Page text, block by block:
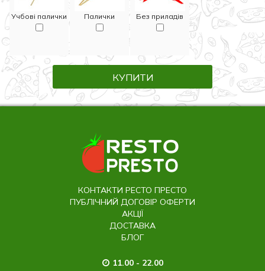
Учбові палички Палички Без приладів
КУПИТИ
КОНТАКТИ РЕСТО ПРЕСТО
ПУБЛІЧНИЙ ДОГОВІР ОФЕРТИ
АКЦІЇ
ДОСТАВКА
БЛОГ
11.00 - 22.00